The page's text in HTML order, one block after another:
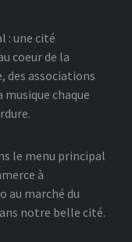
: une cité
coeur de la
des associations
musique chaque
le menu principal
à
au marché du
notre belle cité.